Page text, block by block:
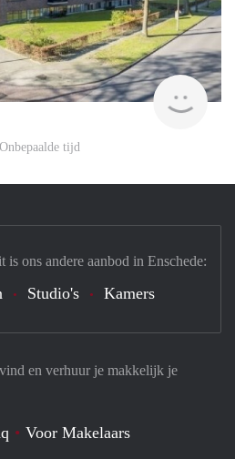
tijd
en verhuur je makkelijk je
Voor Makelaars
ons andere aanbod in Enschede:
Studio's Kamers